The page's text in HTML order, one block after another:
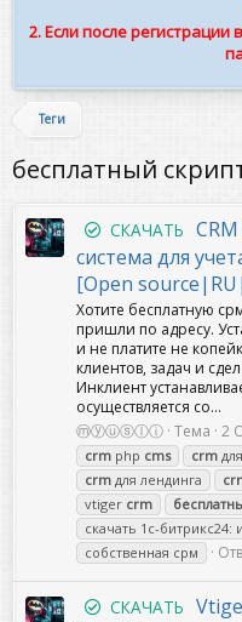
2. Если после
Теги
бесплатный
СКАЧАТЬ
система для
[Open
Хотите бесплатную
пришли по адресу.
и не платите не
клиентов, задач и
Инклиент
осуществляется со...
ⓜⓨⓤⓢⓛⓘ Тема 2
crm php cms crm
crm для лендинга
vtiger crm
скачать 1с-битрикс24:
собственная срм
СКАЧАТЬ